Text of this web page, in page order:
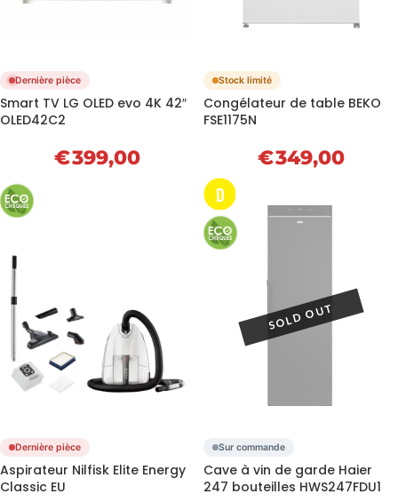
Dernière pièce
Smart TV LG OLED evo 4K 42″
OLED42C2
€399,00
Stock limité
Congélateur de table BEKO
FSE1175N
€349,00
Dernière pièce
Aspirateur Nilfisk Elite Energy
Classic EU
D
Sur commande
Cave à vin de garde Haier
247 bouteilles HWS247FDU1